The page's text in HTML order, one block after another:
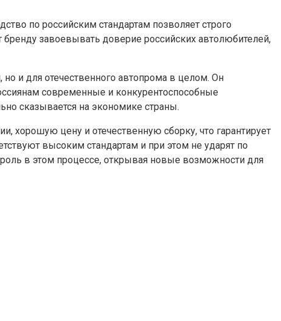
по российским стандартам позволяет строго
завоевывать доверие российских автолюбителей,
и для отечественного автопрома в целом. Он
современные и конкурентоспособные
сказывается на экономике страны.
хорошую цену и отечественную сборку, что гарантирует
высоким стандартам и при этом не ударят по
в этом процессе, открывая новые возможности для